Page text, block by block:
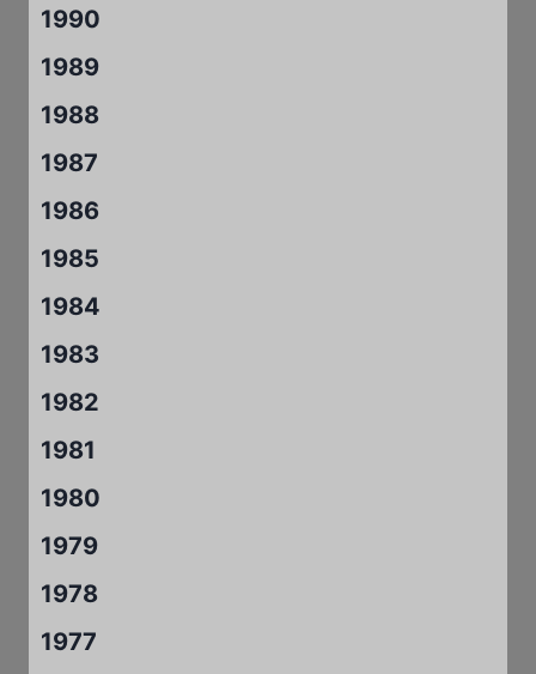
1990
1989
1988
1987
1986
1985
1984
1983
1982
1981
1980
1979
1978
1977